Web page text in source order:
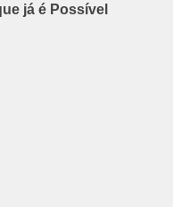
já é Possível